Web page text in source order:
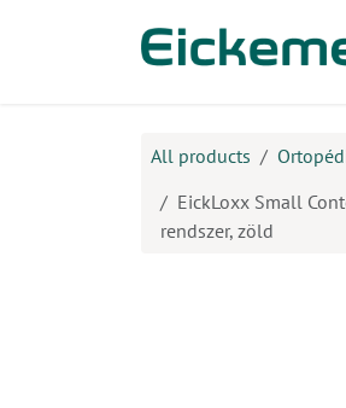
All products
EickLoxx Small
rendszer, zöld